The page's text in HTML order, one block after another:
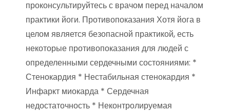
проконсультируйтесь с врачом перед началом
практики йоги. Противопоказания Хотя йога в
целом является безопасной практикой, есть
некоторые противопоказания для людей с
определенными сердечными состояниями: *
Стенокардия * Нестабильная стенокардия *
Инфаркт миокарда * Сердечная
недостаточность * Неконтролируемая